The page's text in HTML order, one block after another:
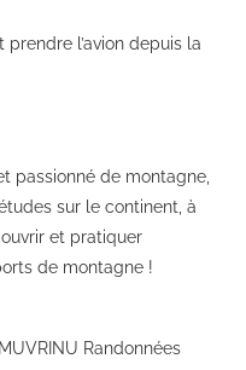
l’avion depuis la
passionné de montagne,
sur le continent, à
et pratiquer
de montagne !
Randonnées